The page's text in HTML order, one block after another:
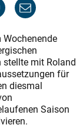
stellte mit Roland
für
diesmal
Saison